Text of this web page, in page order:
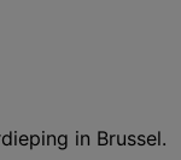
in Brussel.